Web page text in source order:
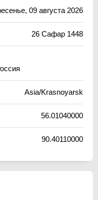
09 августа 2026
26 Сафар 1448
Asia/Krasnoyarsk
56.01040000
90.40110000